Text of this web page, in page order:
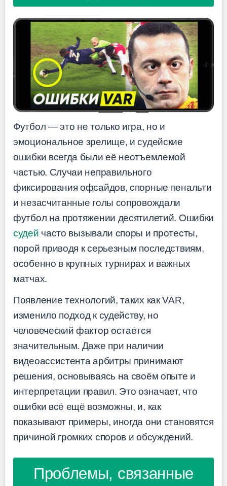
Футбол — это не только игра, но и
эмоциональное зрелище, и судейские
ошибки всегда были её неотъемлемой
частью. Случаи неправильного
фиксирования офсайдов, спорные пенальти
и незасчитанные голы сопровождали
футбол на протяжении десятилетий. Ошибки
судей часто вызывали споры и протесты,
порой приводя к серьезным последствиям,
особенно в крупных турнирах и важных
матчах.
Появление технологий, таких как VAR,
изменило подход к судейству, но
человеческий фактор остаётся
значительным. Даже при наличии
видеоассистента арбитры принимают
решения, основываясь на своём опыте и
интерпретации правил. Это означает, что
ошибки всё ещё возможны, и, как
показывают примеры, иногда они становятся
причиной громких споров и обсуждений.
Проблемы, связанные